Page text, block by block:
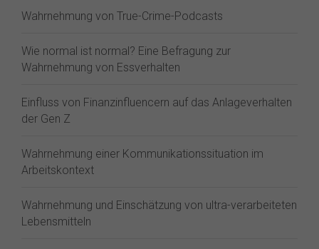
Wahrnehmung von True-Crime-Podcasts
Wie normal ist normal? Eine Befragung zur
Wahrnehmung von Essverhalten
Einfluss von Finanzinfluencern auf das Anlageverhalten
der Gen Z⁠
Wahrnehmung einer Kommunikationssituation im
Arbeitskontext
Wahrnehmung und Einschätzung von ultra-verarbeiteten
Lebensmitteln